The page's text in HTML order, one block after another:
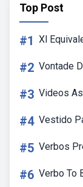
Top Post
#1 Xl
#2 Vontade
#3 Videos
#4 Vestido
#5 Verbos
#6 Verbo To